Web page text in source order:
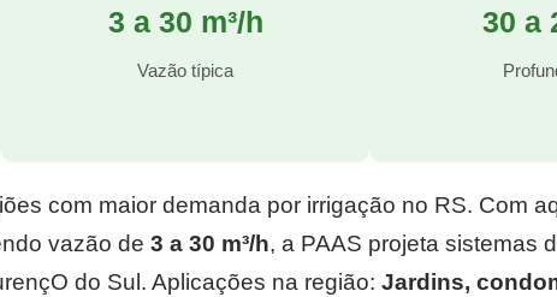
3 a 30 m³/h
Vazão típica
30 a
com maior demanda por irrigação no RS. Com
vazão de 3 a 30 m³/h, a PAAS projeta sistemas
do Sul. Aplicações na região: Jardins,